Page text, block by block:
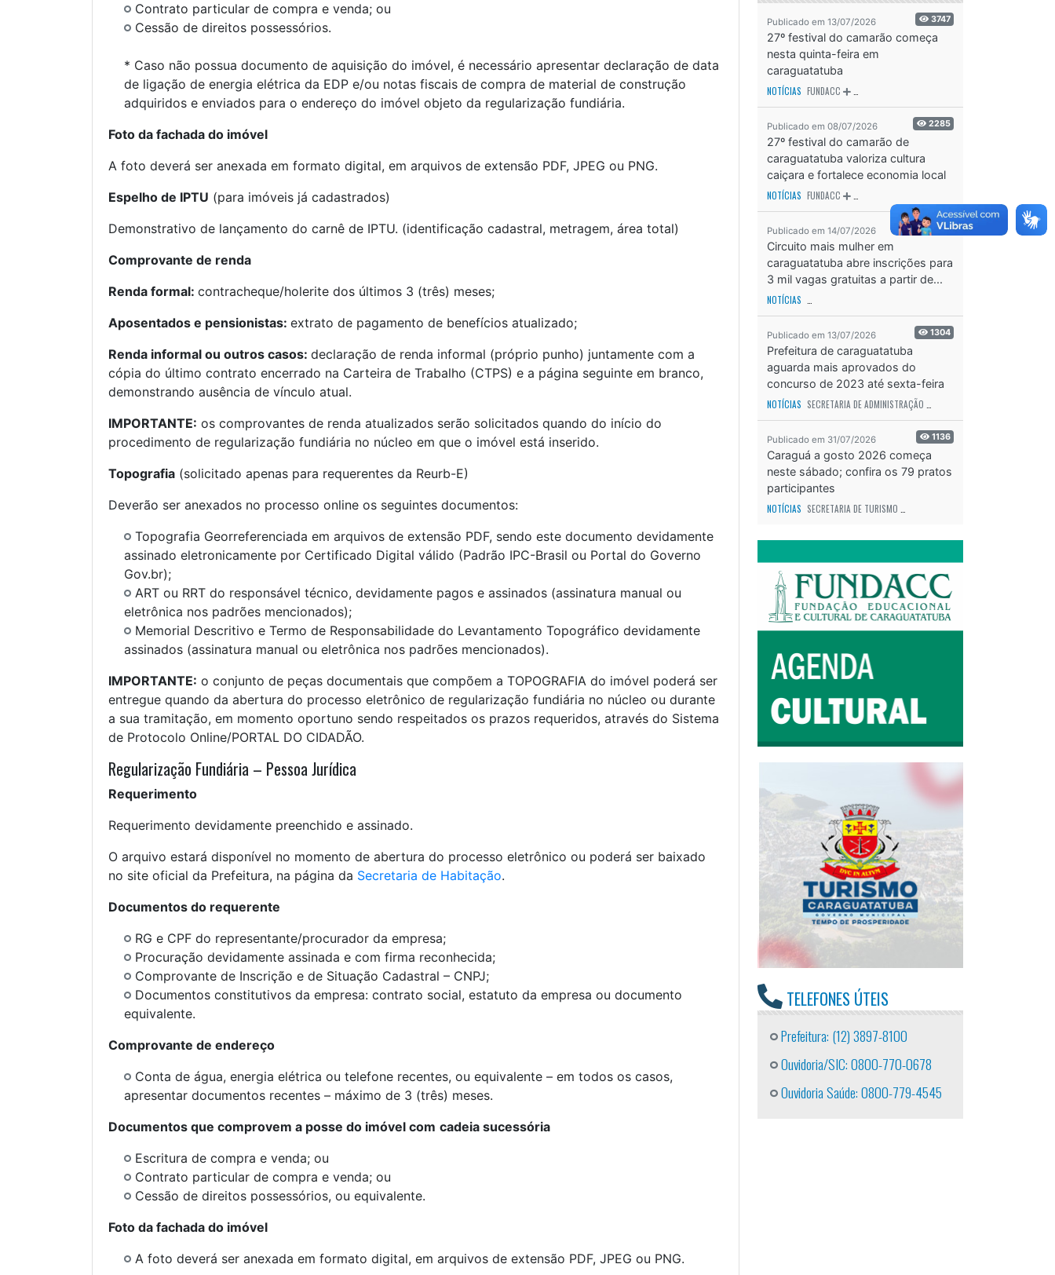
Contrato particular de compra e venda; ou
Cessão de direitos possessórios.
* Caso não possua documento de aquisição do imóvel, é necessário apresentar declaração de data
de ligação de energia elétrica da EDP e/ou notas fiscais de compra de material de construção
adquiridos e enviados para o endereço do imóvel objeto da regularização fundiária.
Foto da fachada do imóvel
A foto deverá ser anexada em formato digital, em arquivos de extensão PDF, JPEG ou PNG.
Espelho de IPTU (para imóveis já cadastrados)
Demonstrativo de lançamento do carnê de IPTU. (identificação cadastral, metragem, área total)
Comprovante de renda
Renda formal: contracheque/holerite dos últimos 3 (três) meses;
Aposentados e pensionistas: extrato de pagamento de benefícios atualizado;
Renda informal ou outros casos: declaração de renda informal (próprio punho) juntamente com a
cópia do último contrato encerrado na Carteira de Trabalho (CTPS) e a página seguinte em branco,
demonstrando ausência de vínculo atual.
IMPORTANTE: os comprovantes de renda atualizados serão solicitados quando do início do
procedimento de regularização fundiária no núcleo em que o imóvel está inserido.
Topografia (solicitado apenas para requerentes da Reurb-E)
Deverão ser anexados no processo online os seguintes documentos:
Topografia Georreferenciada em arquivos de extensão PDF, sendo este documento devidamente
assinado eletronicamente por Certificado Digital válido (Padrão IPC-Brasil ou Portal do Governo
Gov.br);
ART ou RRT do responsável técnico, devidamente pagos e assinados (assinatura manual ou
eletrônica nos padrões mencionados);
Memorial Descritivo e Termo de Responsabilidade do Levantamento Topográfico devidamente
assinados (assinatura manual ou eletrônica nos padrões mencionados).
IMPORTANTE: o conjunto de peças documentais que compõem a TOPOGRAFIA do imóvel poderá ser
entregue quando da abertura do processo eletrônico de regularização fundiária no núcleo ou durante
a sua tramitação, em momento oportuno sendo respeitados os prazos requeridos, através do Sistema
de Protocolo Online/PORTAL DO CIDADÃO.
Regularização Fundiária – Pessoa Jurídica
Requerimento
Requerimento devidamente preenchido e assinado.
O arquivo estará disponível no momento de abertura do processo eletrônico ou poderá ser baixado
no site oficial da Prefeitura, na página da Secretaria de Habitação.
Documentos do requerente
RG e CPF do representante/procurador da empresa;
Procuração devidamente assinada e com firma reconhecida;
Comprovante de Inscrição e de Situação Cadastral – CNPJ;
Documentos constitutivos da empresa: contrato social, estatuto da empresa ou documento
equivalente.
Comprovante de endereço
Conta de água, energia elétrica ou telefone recentes, ou equivalente – em todos os casos,
apresentar documentos recentes – máximo de 3 (três) meses.
Documentos que comprovem a posse do imóvel com cadeia sucessória
Escritura de compra e venda; ou
Contrato particular de compra e venda; ou
Cessão de direitos possessórios, ou equivalente.
Foto da fachada do imóvel
A foto deverá ser anexada em formato digital, em arquivos de extensão PDF, JPEG ou PNG.
Publicado em 13/07/2026 3747
27º festival do camarão começa
nesta quinta-feira em
caraguatatuba
NOTÍCIAS FUNDACC
Publicado em 08/07/2026 2285
27º festival do camarão de
caraguatatuba valoriza cultura
caiçara e fortalece economia local
NOTÍCIAS FUNDACC
Publicado em 14/07/2026 2226
Circuito mais mulher em
caraguatatuba abre inscrições para
3 mil vagas gratuitas a partir de...
NOTÍCIAS
Publicado em 13/07/2026 1304
Prefeitura de caraguatatuba
aguarda mais aprovados do
concurso de 2023 até sexta-feira
(17)
NOTÍCIAS SECRETARIA DE ADMINISTRAÇÃO
Publicado em 31/07/2026 1136
Caraguá a gosto 2026 começa
neste sábado; confira os 79 pratos
participantes
NOTÍCIAS SECRETARIA DE TURISMO
TELEFONES ÚTEIS
Prefeitura: (12) 3897-8100
Ouvidoria/SIC: 0800-770-0678
Ouvidoria Saúde: 0800-779-4545